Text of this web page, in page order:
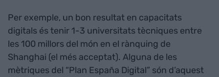
Per exemple, un bon resultat en capacitats
digitals és tenir 1-3 universitats tècniques entre
les 100 millors del món en el rànquing de
Shanghai (el més acceptat). Alguna de les
mètriques del “Plan España Digital” són d’aquest